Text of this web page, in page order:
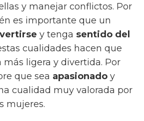
y manejar conflictos. Por
es importante que un
y tenga sentido del
cualidades hacen que
más ligera y divertida. Por
que sea apasionado y
cualidad muy valorada por
mujeres.